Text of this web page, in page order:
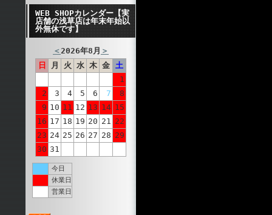
WEB SHOPカレンダー【実
店舗の浅草店は年末年始以
外無休です】
＜2026年8月 ＞
日
月 火 水 木 金 土
1
2
3 4 5 6 7
8
9 10 11 12 13 14 15
16 17 18 19 20 21 22
23 24 25 26 27 28 29
30 31
今日
休業日
営業日